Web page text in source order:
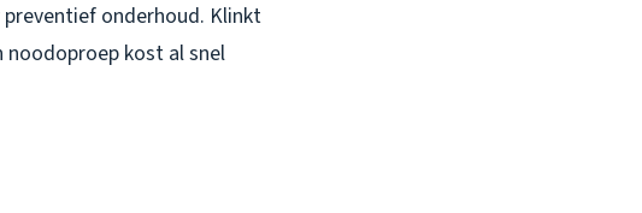
onderhoud. Klinkt
noodoproep kost al snel